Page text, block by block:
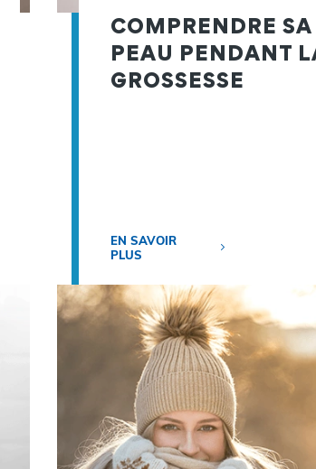
COMPRENDRE SA
PEAU PENDANT
GROSSESSE
EN SAVOIR
PLUS